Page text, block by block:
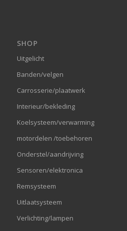
SHOP
Uitgelicht
Banden/velgen
Carrosserie/plaatwerk
Interieur/bekleding
Koelsysteem/verwarming
motordelen /toebehoren
Onderstel/aandrijving
Sensoren/elektronica
Remsysteem
Uitlaatsysteem
Verlichting/lampen